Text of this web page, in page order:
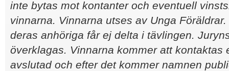
inte bytas mot kontanter och eventuell
vinnarna. Vinnarna utses av Unga
deras anhöriga får ej delta i tävlingen.
överklagas. Vinnarna kommer att kontaktas
avslutad och efter det kommer namnen